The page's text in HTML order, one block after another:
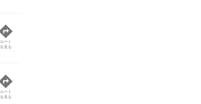
ルート
を見る
ルート
を見る